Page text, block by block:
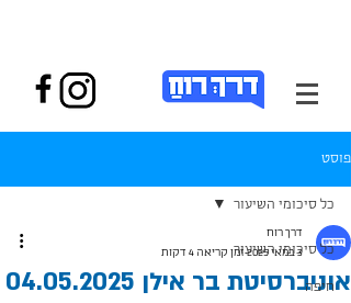
פוסט
כל סיכומי השיעור
חיפה
כל סיכומי השיעור
אוניברסיטת בר אילן 04.05.2025
דרך רוח
3 במאי 2025
זמן קריאה 4 דקות